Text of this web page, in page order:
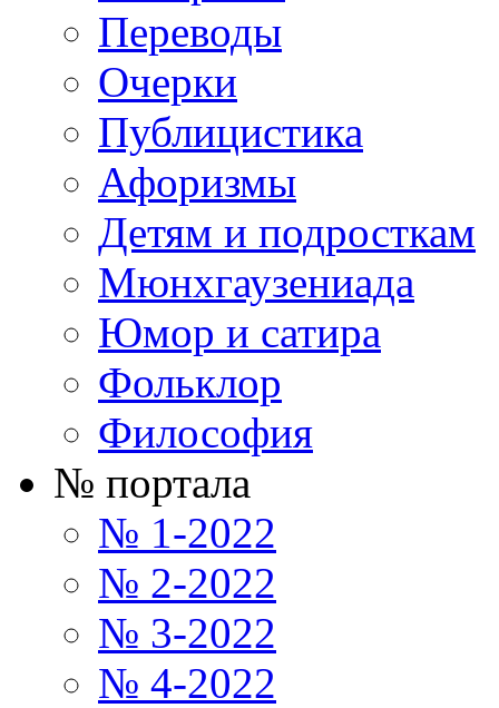
Переводы
Очерки
Публицистика
Афоризмы
Детям и подросткам
Мюнхгаузениада
Юмор и сатира
Фольклор
Философия
№ портала
№ 1-2022
№ 2-2022
№ 3-2022
№ 4-2022